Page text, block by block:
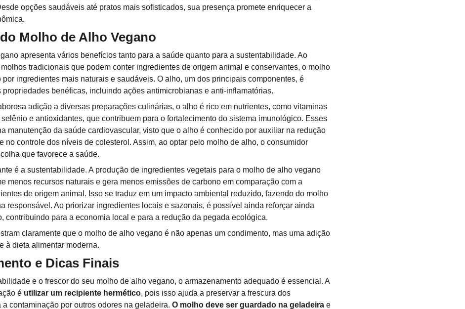
opções saudáveis até pratos mais sofisticados, sua presença promete enriquecer a
Molho de Alho Vegano
apresenta vários benefícios tanto para a saúde quanto para a sustentabilidade. Ao
tradicionais que podem conter ingredientes de origem animal e conservantes, o molho
por ingredientes mais naturais e saudáveis. O alho, um dos principais componentes, é
propriedades benéficas, incluindo ações antimicrobianas e anti-inflamatórias.
adição a diversas preparações culinárias, o alho é rico em nutrientes, como vitaminas
e antioxidantes, que contribuem para o fortalecimento do sistema imunológico. Esses
manutenção da saúde cardiovascular, visto que o alho é conhecido por auxiliar na redução
no controle dos níveis de colesterol. Assim, ao optar pelo molho de alho, o consumidor
que favorece a saúde.
é a sustentabilidade. A produção de ingredientes vegetais para o molho de alho vegano
menos recursos naturais e gera menos emissões de carbono em comparação com a
de origem animal. Isso se traduz em um impacto ambiental reduzido, fazendo do molho
responsável. Ao priorizar ingredientes locais e sazonais, é possível ainda reforçar ainda
contribuindo para a economia local e para a redução da pegada ecológica.
claramente que o molho de alho vegano é não apenas um condimento, mas uma adição
à dieta alimentar moderna.
e Dicas Finais
e o frescor do seu molho de alho vegano, o armazenamento adequado é essencial. A
é utilizar um recipiente hermético, pois isso ajuda a preservar a frescura dos
a contaminação por outros odores na geladeira. O molho deve ser guardado na geladeira e